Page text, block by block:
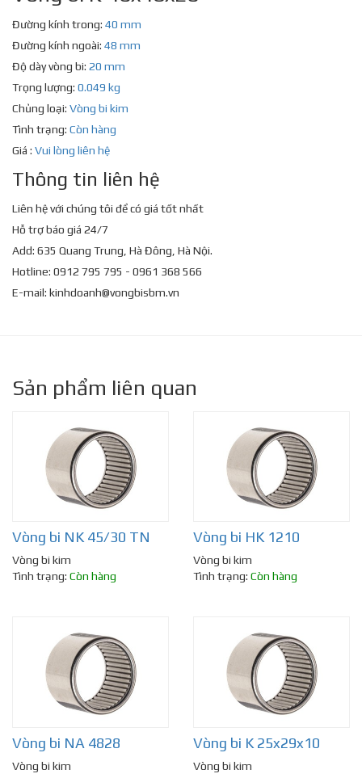
Đường kính trong: 40 mm
Đường kính ngoài: 48 mm
Độ dày vòng bi: 20 mm
Trọng lượng: 0.049 kg
Chủng loại: Vòng bi kim
Tình trạng: Còn hàng
Giá : Vui lòng liên hệ
Thông tin liên hệ
Liên hệ với chúng tôi để có giá tốt nhất
Hỗ trợ báo giá 24/7
Add: 635 Quang Trung, Hà Đông, Hà Nội.
Hotline: 0912 795 795 - 0961 368 566
E-mail: kinhdoanh@vongbisbm.vn
Sản phẩm liên quan
Vòng bi NK 45/30 TN
Vòng bi kim
Tình trạng: Còn hàng
Vòng bi HK 1210
Vòng bi kim
Tình trạng: Còn hàng
Vòng bi NA 4828
Vòng bi kim
Vòng bi K 25x29x10
Vòng bi kim